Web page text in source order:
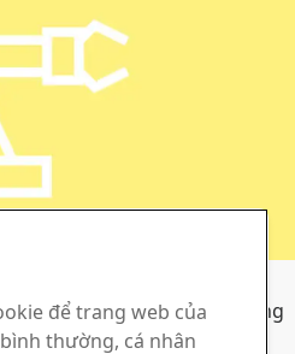
thép và tiêu chuẩn của chúng
để trang web của
thường, cá nhân